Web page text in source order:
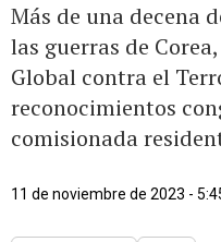
Más de una decena
las guerras de
Global contra el
reconocimientos
comisionada
11 de noviembre de 2023 -